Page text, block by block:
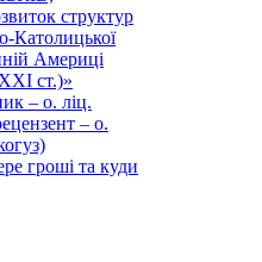
структур
Католицької
Америці
ст.)»
– о. ліц.
– о.
гроші та куди